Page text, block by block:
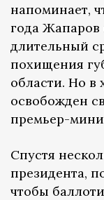
напоминает,
года Жапаров
длительный
похищения
области. Но в
освобожден
премьер-
Спустя
президента,
чтобы